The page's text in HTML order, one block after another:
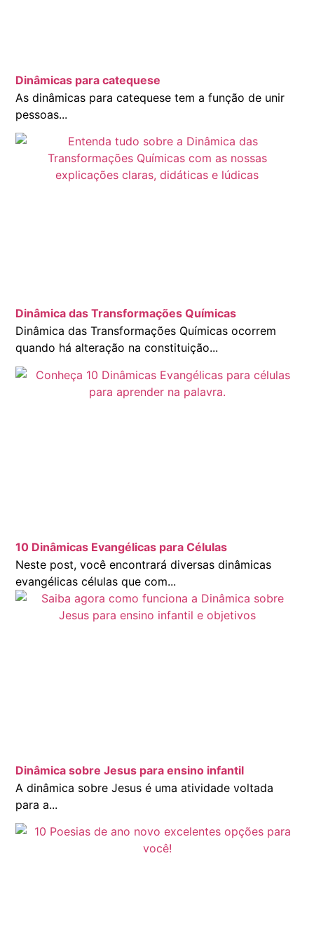
Dinâmicas para catequese
As dinâmicas para catequese tem a função de unir
pessoas...
Dinâmica das Transformações Químicas
Dinâmica das Transformações Químicas ocorrem
quando há alteração na constituição...
10 Dinâmicas Evangélicas para Células
Neste post, você encontrará diversas dinâmicas
evangélicas células que com...
Dinâmica sobre Jesus para ensino infantil
A dinâmica sobre Jesus é uma atividade voltada
para a...